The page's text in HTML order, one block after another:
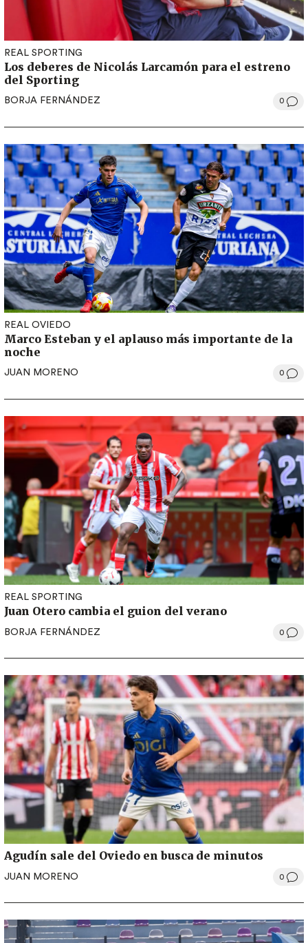
REAL SPORTING
Los deberes de Nicolás Larcamón para el estreno
del Sporting
BORJA FERNÁNDEZ 0
REAL OVIEDO
Marco Esteban y el aplauso más importante de la
noche
JUAN MORENO 0
REAL SPORTING
Juan Otero cambia el guion del verano
BORJA FERNÁNDEZ 0
Agudín sale del Oviedo en busca de minutos
JUAN MORENO 0